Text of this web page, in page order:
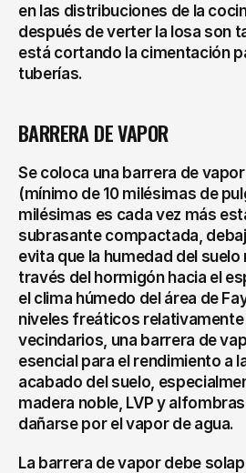
en las distribuciones de la
después de verter la losa son
está cortando la cimentación
tuberías.
BARRERA DE VAPOR
Se coloca una barrera de
(mínimo de 10 milésimas de
milésimas es cada vez más
subrasante compactada,
evita que la humedad del
través del hormigón hacia el
el clima húmedo del área de
niveles freáticos
vecindarios, una barrera de
esencial para el rendimiento a
acabado del suelo,
madera noble, LVP y
dañarse por el vapor de agua.
La barrera de vapor debe